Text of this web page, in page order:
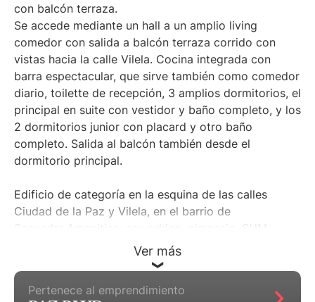
con balcón terraza.
Se accede mediante un hall a un amplio living
comedor con salida a balcón terraza corrido con
vistas hacia la calle Vilela. Cocina integrada con
barra espectacular, que sirve también como comedor
diario, toilette de recepción, 3 amplios dormitorios, el
principal en suite con vestidor y baño completo, y los
2 dormitorios junior con placard y otro baño
completo. Salida al balcón también desde el
dormitorio principal.
Edificio de categoría en la esquina de las calles
Ciudad de la Paz y Vilela, en el barrio de
Saavedra.Amenities: coworking, gimnasio, SUM,
parrillas, piscina exterior de 21 x mts, solárium
rodeado de Jardines, pileta semiolímpica cubierta,
piscina para niños, juegos para niños, SPA, laundry,
seguridad 24 hs.
Ver más
Pertenece al emprendimiento